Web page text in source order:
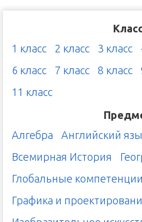
1 класс
2 класс 3 класс
6 класс
7 класс 8 класс
11 класс
Алгебра
Английский
Всемирная История
Глобальные компетенции
Графика и